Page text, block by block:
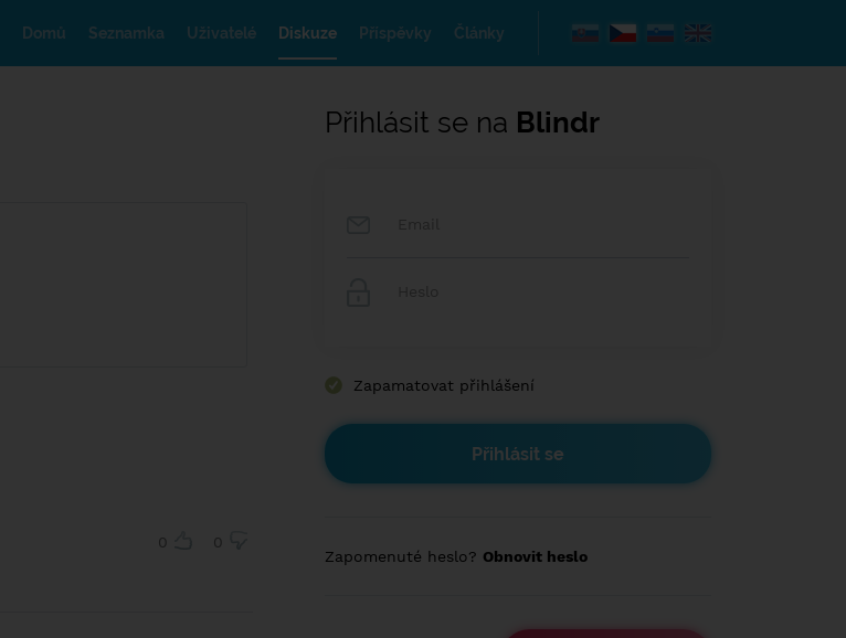
Domů Seznamka Uživatelé Diskuze Příspěvky Články
0 0
Přihlásit se na Blindr
Zapamatovat přihlášení
Zapomenuté heslo? Obnovit heslo